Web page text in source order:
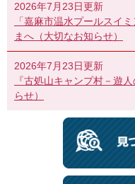
2026年7月23日更新
「嘉麻市温水プールスイ
まへ（大切なお知らせ）
2026年7月23日更新
『古処山キャンプ村－遊
らせ）